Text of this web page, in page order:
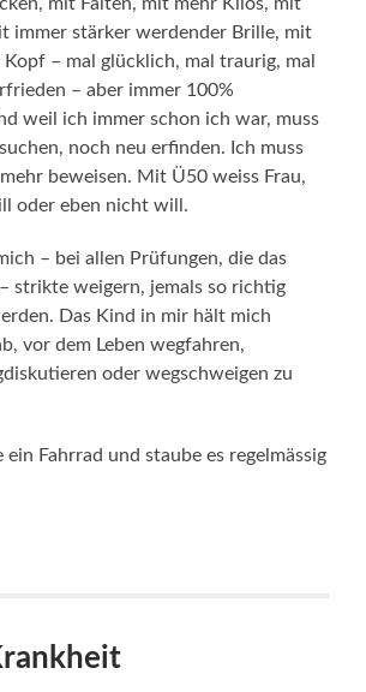
immer stärker werdender Brille, mit
– mal glücklich, mal traurig, mal
– aber immer 100%
weil ich immer schon ich war, muss
noch neu erfinden. Ich muss
beweisen. Mit Ü50 weiss Frau,
oder eben nicht will.
– bei allen Prüfungen, die das
strikte weigern, jemals so richtig
Das Kind in mir hält mich
vor dem Leben wegfahren,
oder wegschweigen zu
ein Fahrrad und staube es regelmässig